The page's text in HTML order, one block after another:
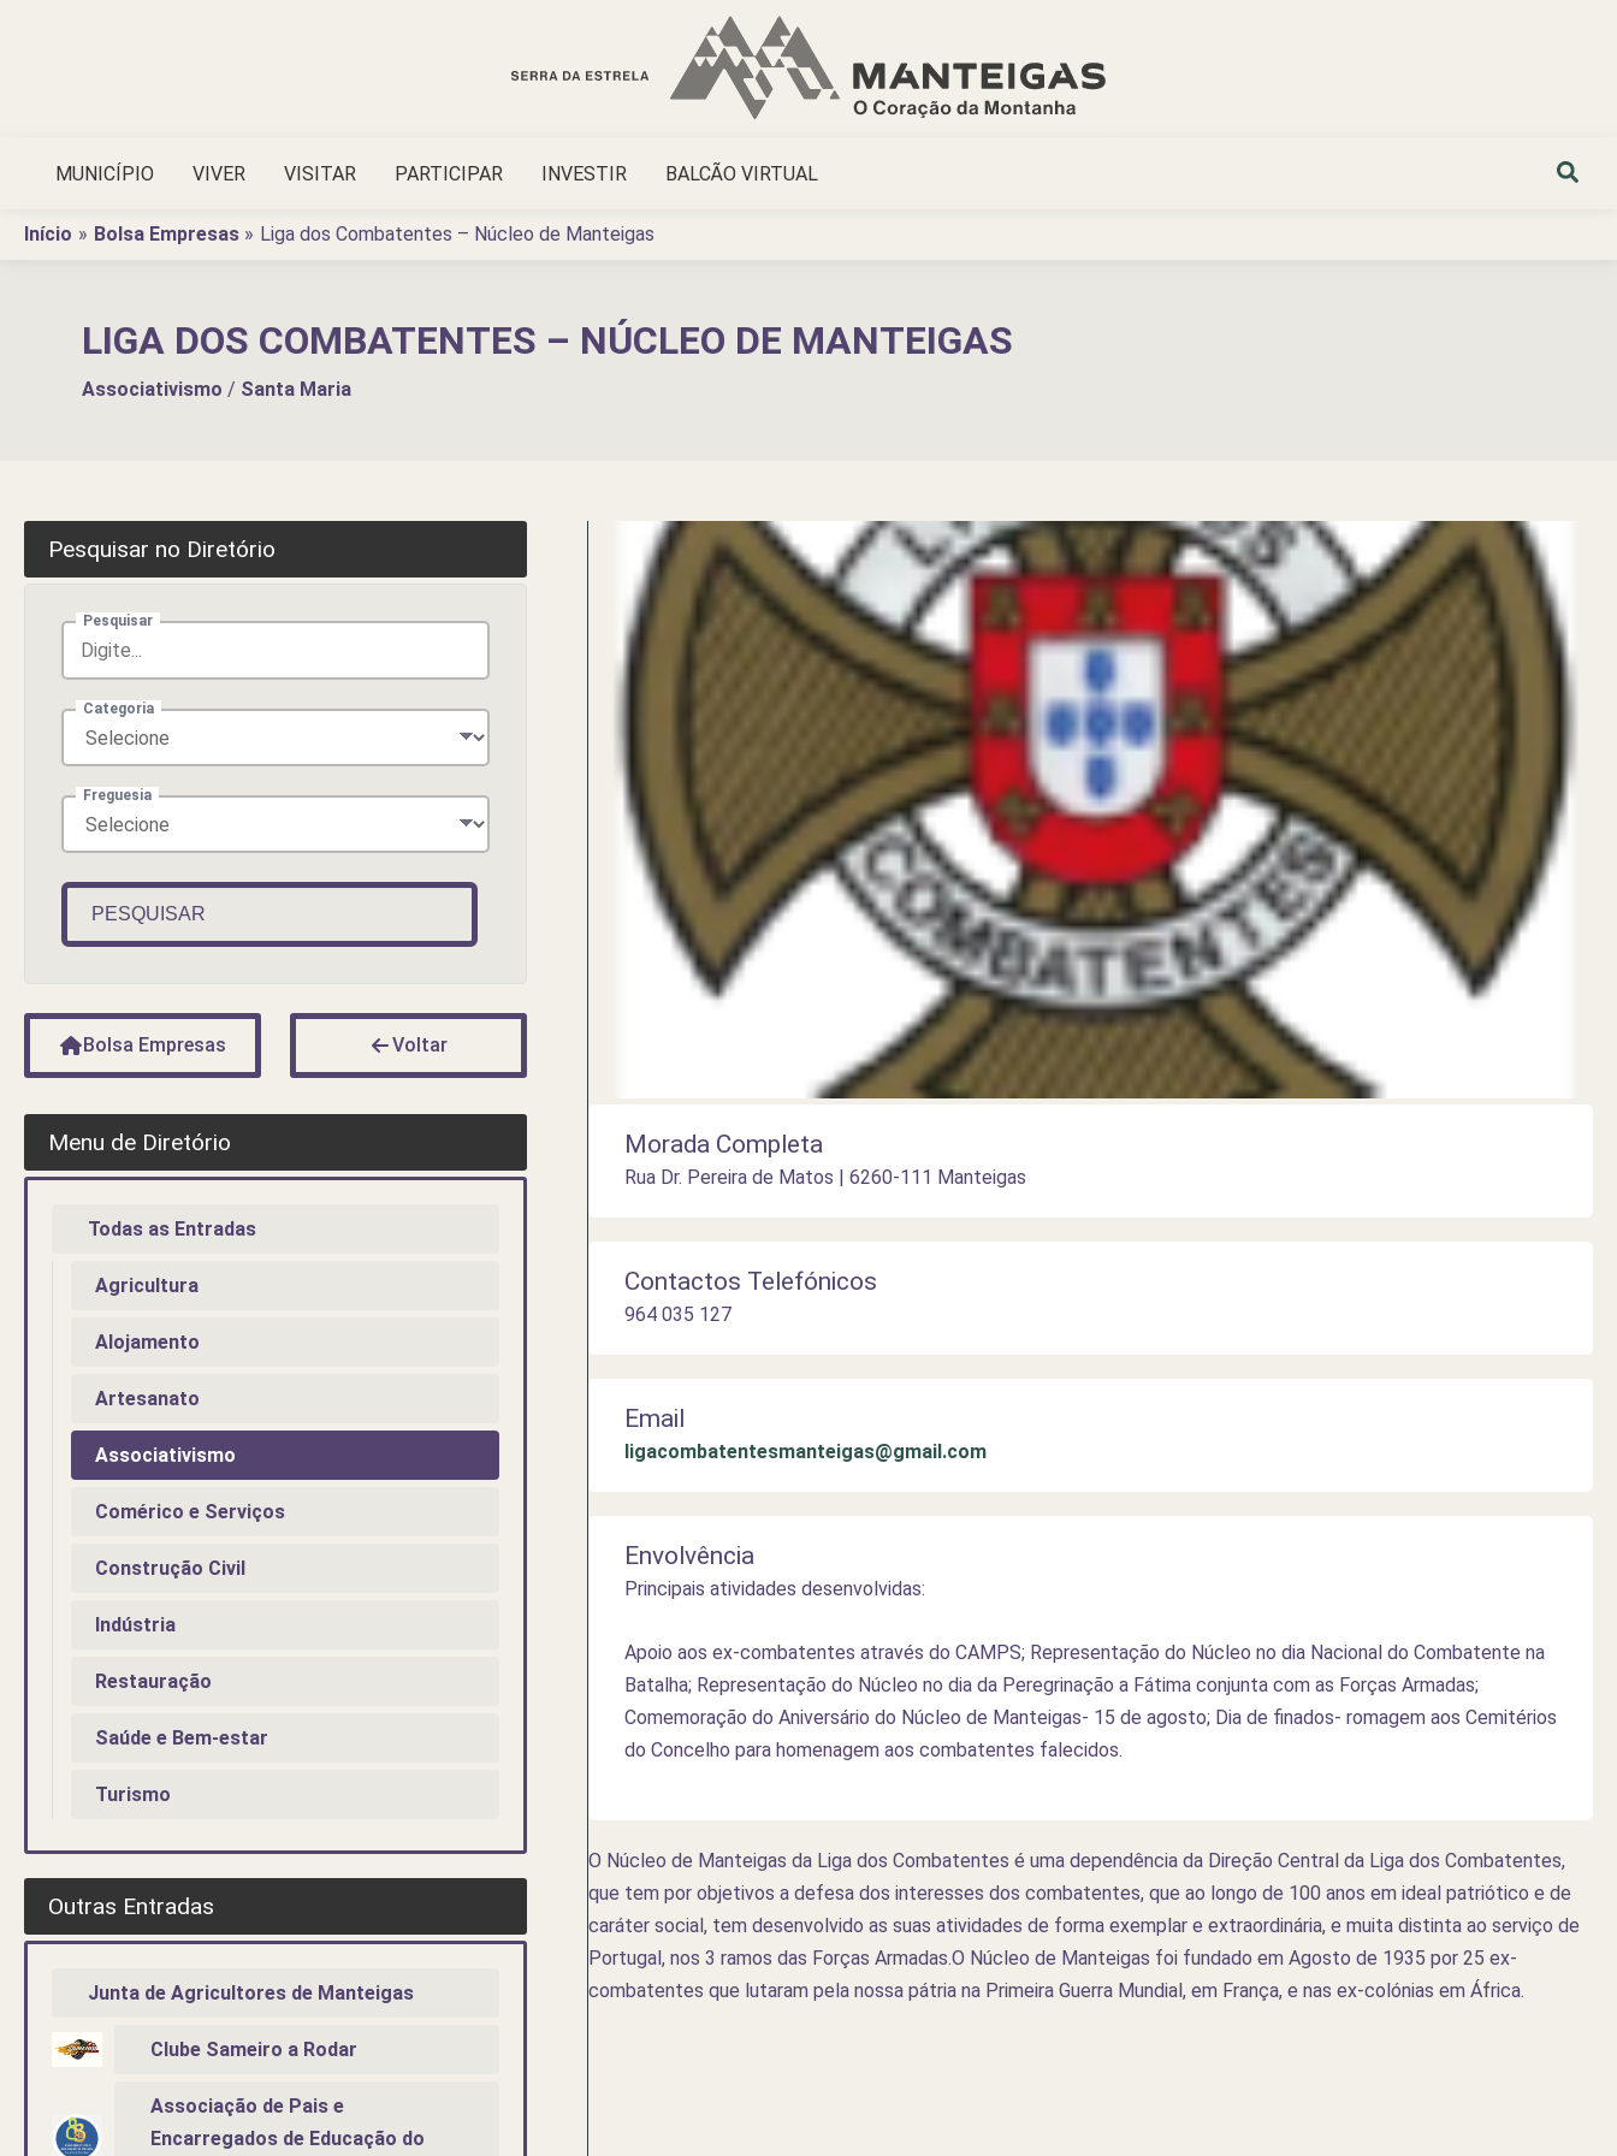
MUNICÍPIO VIVER VISITAR PARTICIPAR INVESTIR BALCÃO VIRTUAL
Início Bolsa Empresas Liga dos Combatentes – Núcleo de Manteigas
LIGA DOS COMBATENTES – NÚCLEO DE MANTEIGAS
Associativismo / Santa Maria
Morada Completa
Rua Dr. Pereira de Matos | 6260-111 Manteigas
Contactos Telefónicos
964 035 127
Email
ligacombatentesmanteigas@gmail.com
Envolvência
Principais atividades desenvolvidas:
Apoio aos ex-combatentes através do CAMPS; Representação do Núcleo no dia Nacional do Combatente na
Batalha; Representação do Núcleo no dia da Peregrinação a Fátima conjunta com as Forças Armadas;
Comemoração do Aniversário do Núcleo de Manteigas- 15 de agosto; Dia de finados- romagem aos Cemitérios
do Concelho para homenagem aos combatentes falecidos.
O Núcleo de Manteigas da Liga dos Combatentes é uma dependência da Direção Central da Liga dos Combatentes,
que tem por objetivos a defesa dos interesses dos combatentes, que ao longo de 100 anos em ideal patriótico e de
caráter social, tem desenvolvido as suas atividades de forma exemplar e extraordinária, e muita distinta ao serviço de
Portugal, nos 3 ramos das Forças Armadas.O Núcleo de Manteigas foi fundado em Agosto de 1935 por 25 ex-
combatentes que lutaram pela nossa pátria na Primeira Guerra Mundial, em França, e nas ex-colónias em África.
Pesquisar no Diretório
Pesquisar
Categoria
Freguesia
PESQUISAR
Bolsa Empresas Voltar
Menu de Diretório
Todas as Entradas
Agricultura
Alojamento
Artesanato
Associativismo
Comérico e Serviços
Construção Civil
Indústria
Restauração
Saúde e Bem-estar
Turismo
Outras Entradas
Junta de Agricultores de Manteigas
Clube Sameiro a Rodar
Associação de Pais e
Encarregados de Educação do